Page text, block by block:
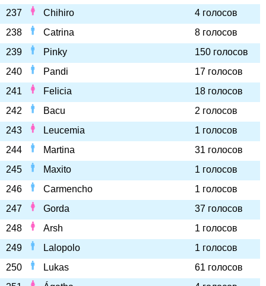
237
Chihiro
4 голосов
238
Catrina
8 голосов
239
Pinky
150 голосов
240
Pandi
17 голосов
241
Felicia
18 голосов
242
Bacu
2 голосов
243
Leucemia
1 голосов
244
Martina
31 голосов
245
Maxito
1 голосов
246
Carmencho
1 голосов
247
Gorda
37 голосов
248
Arsh
1 голосов
249
Lalopolo
1 голосов
250
Lukas
61 голосов